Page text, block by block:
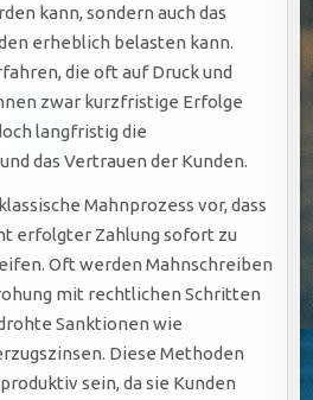
kann, sondern auch das
erheblich belasten kann.
die oft auf Druck und
zwar kurzfristige Erfolge
langfristig die
das Vertrauen der Kunden.
Mahnprozess vor, dass
erfolgter Zahlung sofort zu
Oft werden Mahnschreiben
mit rechtlichen Schritten
Sanktionen wie
Diese Methoden
sein, da sie Kunden